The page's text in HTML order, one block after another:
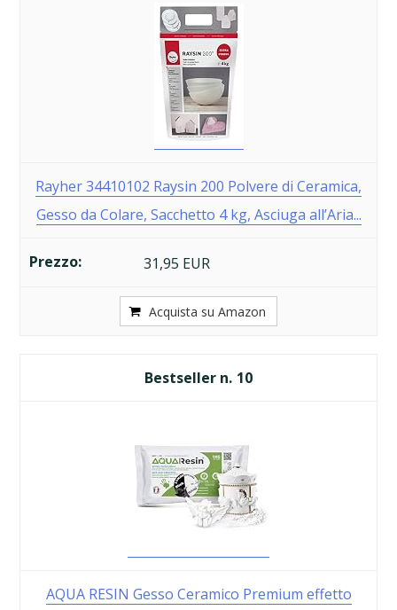
Rayher 34410102 Raysin 200 Polvere di Ceramica,
Gesso da Colare, Sacchetto 4 kg, Asciuga all’Aria...
31,95 EUR
Acquista su Amazon
10
AQUA RESIN Gesso Ceramico Premium effetto